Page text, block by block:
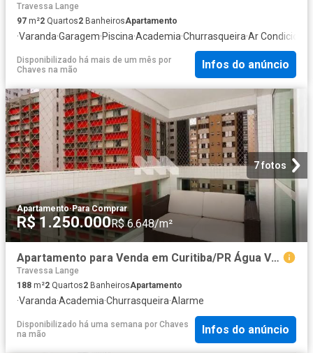
Travessa Lange
97 m²2 Quartos2 BanheirosApartamento
·Varanda·Garagem·Piscina·Academia·Churrasqueira·Ar
Disponibilizado há mais de um mês por
Chaves na mão
Infos do anúncio
7 fotos
Apartamento·Para Comprar
R$ 1.250.000R$ 6.648/m²
Apartamento para Venda em Curitiba/PR Água Verde 2 Quartos
Travessa Lange
188 m²2 Quartos2 BanheirosApartamento
·Varanda·Academia·Churrasqueira·Alarme
Disponibilizado há uma semana por Chaves
na mão
Infos do anúncio